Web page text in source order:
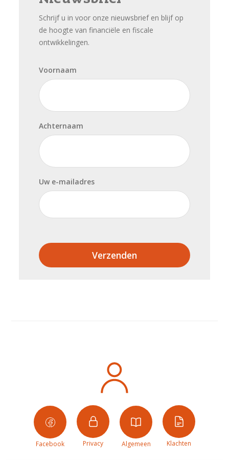
Schrijf u in voor onze nieuwsbrief en blijf op
de hoogte van financiële en fiscale
ontwikkelingen.
Voornaam
Achternaam
Uw e-mailadres
Verzenden
Facebook Privacy Algemeen Klachten